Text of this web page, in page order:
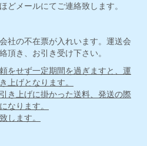
どメールにてご連絡致します。
社の不在票が入れいます。運送会
頂き、お引き受け下さい。
をせず一定期間を過ぎますと、運
上げとなります。
き上げに掛かった送料、発送の際
なります。
します。